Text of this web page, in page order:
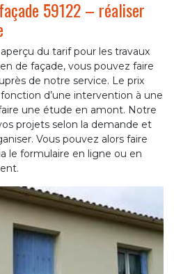
59122 – réaliser
du tarif pour les travaux
de façade, vous pouvez faire
de notre service. Le prix
d’une intervention à une
faire une étude en amont. Notre
projets selon la demande et
Vous pouvez alors faire
le formulaire en ligne ou en